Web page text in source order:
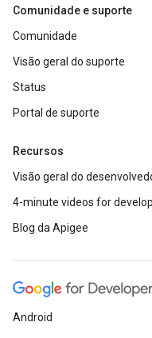
Comunidade e suporte
Comunidade
Visão geral do suporte
Status
Portal de suporte
Recursos
Visão geral do
4-minute videos for
Blog da Apigee
Android